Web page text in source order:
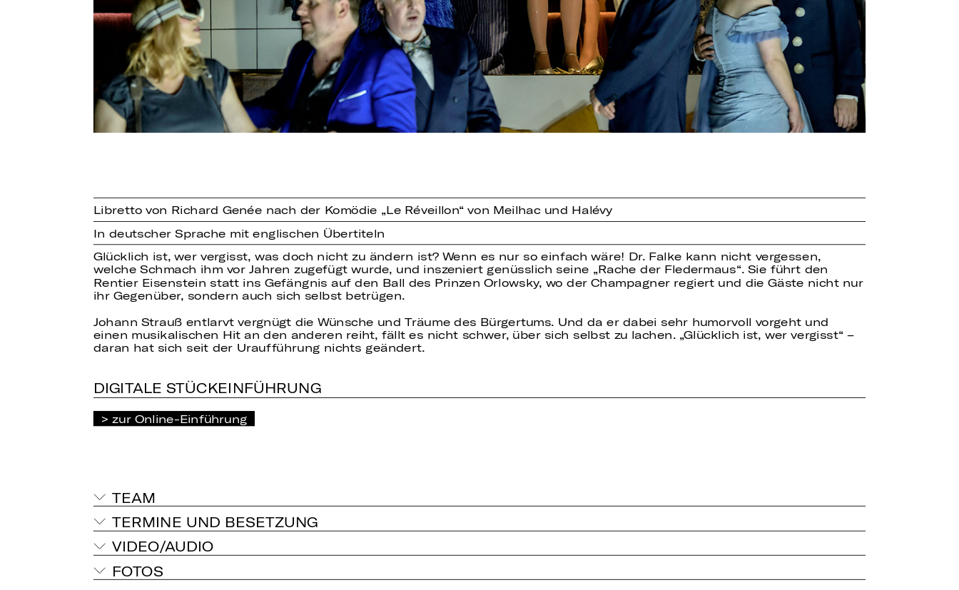
Libretto von Richard Genée nach der Komödie „Le Réveillon“ von Meilhac und Halévy
In deutscher Sprache mit englischen Übertiteln
Glücklich ist, wer vergisst, was doch nicht zu ändern ist? Wenn es nur so einfach wäre! Dr. Falke kann nicht vergessen,
welche Schmach ihm vor Jahren zugefügt wurde, und inszeniert genüsslich seine „Rache der Fledermaus“. Sie führt den
Rentier Eisenstein statt ins Gefängnis auf den Ball des Prinzen Orlowsky, wo der Champagner regiert und die Gäste nicht nur
ihr Gegenüber, sondern auch sich selbst betrügen.
Johann Strauß entlarvt vergnügt die Wünsche und Träume des Bürgertums. Und da er dabei sehr humorvoll vorgeht und
einen musikalischen Hit an den anderen reiht, fällt es nicht schwer, über sich selbst zu lachen. „Glücklich ist, wer vergisst“ –
daran hat sich seit der Uraufführung nichts geändert.
DIGITALE STÜCKEINFÜHRUNG
zur Online-Einführung
TEAM
TERMINE UND BESETZUNG
VIDEO/AUDIO
FOTOS